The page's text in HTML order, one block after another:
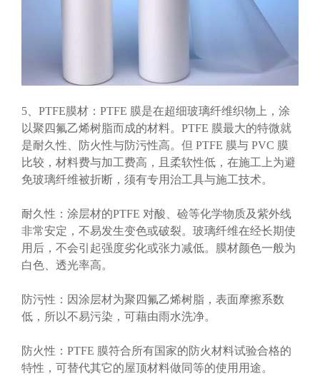
5、PTFE膜材：PTFE 膜是在超细玻璃纤维织物上，涂
以聚四氟乙烯树脂而成的材料。PTFE 膜最大的特微就
是耐久性、防火性与防污性高。但 PTFE 膜与 PVC 膜
比较，材料费与加工费高，且柔软性低，在施工上为避
免玻璃纤维被折断，须有专用治工具与施工技术。
耐久性：涂层材的PTFE 对酸、硷等化学物质及紫外线
非常安定，不易发生变色或破裂。玻璃纤维在经长期使
用后，不会引起强度劣化或张力减低。膜材颜色一般为
白色、透光率高。
防污性：因涂层材为聚四氟乙烯树脂，表面摩擦系数
低，所以不易污染，可藉由雨水洗净。
防火性：PTFE 膜符合所有国家的防火材料试验合格的
特性，可替代其它的屋顶材料做同等的使用用途。